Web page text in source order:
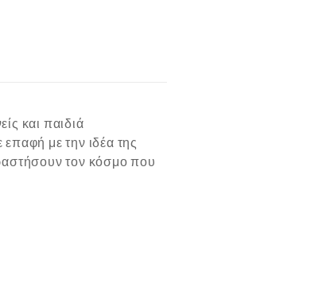
και παιδιά
με την ιδέα της
τον κόσμο που